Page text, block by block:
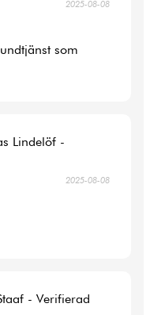
2025-08-08
som
Lindelöf -
2025-08-08
- Verifierad